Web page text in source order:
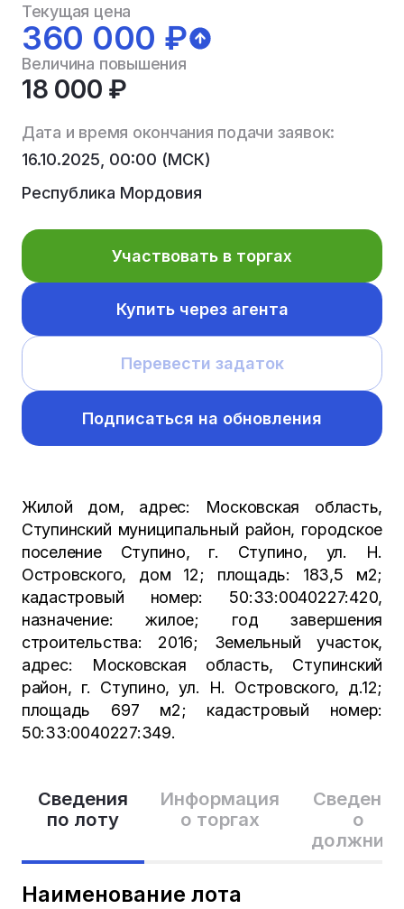
Сведения
по лоту
Информация
о торгах
Сведения
о
Наименование лота
Текущая цена
360 000 ₽
Величина повышения
18 000 ₽
Дата и время окончания подачи заявок:
16.10.2025, 00:00 (МСК)
Республика Мордовия
Участвовать в торгах
Купить через агента
Перевести задаток
Подписаться на обновления
Жилой дом, адрес: Московская область,
Ступинский муниципальный район, городское
поселение Ступино, г. Ступино, ул. Н.
Островского, дом 12; площадь: 183,5 м2;
кадастровый номер: 50:33:0040227:420,
назначение: жилое; год завершения
строительства: 2016; Земельный участок,
адрес: Московская область, Ступинский
район, г. Ступино, ул. Н. Островского, д.12;
площадь 697 м2; кадастровый номер:
50:33:0040227:349.